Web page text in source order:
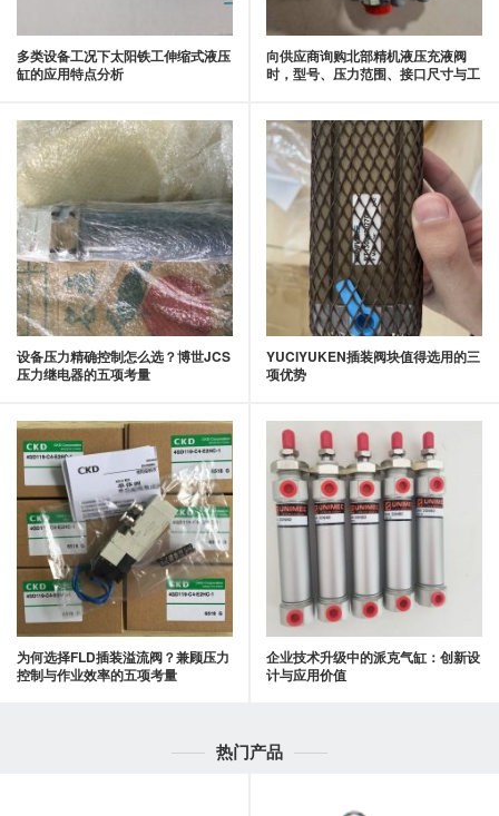
多类设备工况下太阳铁工伸缩式液压
缸的应用特点分析
向供应商询购北部精机液压充液阀
时，型号、压力范围、接口尺寸与工
设备压力精确控制怎么选？博世JCS
压力继电器的五项考量
YUCIYUKEN插装阀块值得选用的三
项优势
为何选择FLD插装溢流阀？兼顾压力
控制与作业效率的五项考量
企业技术升级中的派克气缸：创新设
计与应用价值
热门产品